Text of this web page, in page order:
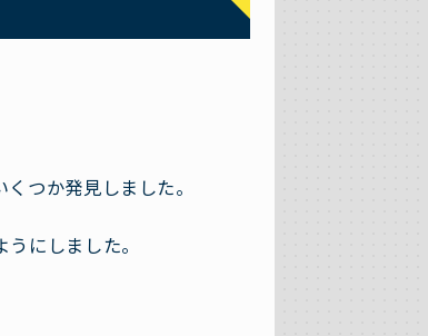
つか発見しました。
にしました。